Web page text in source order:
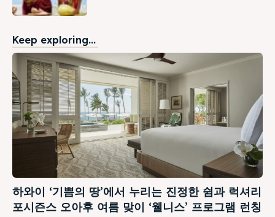
Keep exploring...
하와이 ‘기쁨의 땅’에서 누리는 진정한 쉼과 럭셔리
포시즌스 오아후 여름 맞이 ‘웰니스’ 프로그램 런칭